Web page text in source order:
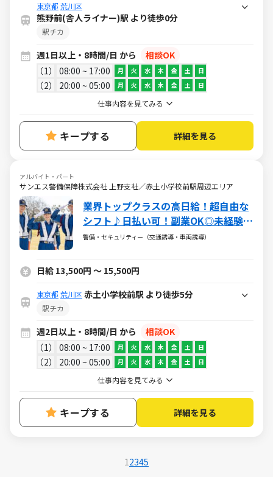
東京都 荒川区
熊野前(舎人ライナー)駅 より徒歩0分
駅チカ
週1日以上・8時間/日 から
相談OK
1
08:00 ~ 17:00 月 火 水 木 金 土 日
2 20:00 ~ 05:00 月 火 水 木 金 土 日
仕事内容を見てみる
キープする 詳細を見る
アルバイト・パート
サンエス警備保障株式会社 上野支社／赤土小学校前駅周辺エリア
業界トップクラスの高日給！超自由な
シフト♪日払い可！副業OK◎未経験大
歓迎
警備・セキュリティー（交通誘導・車両誘導）
日給 13,500円 ～ 15,500円
東京都 荒川区 赤土小学校前駅 より徒歩5分
駅チカ
週2日以上・8時間/日 から
相談OK
1
08:00 ~ 17:00 月 火 水 木 金 土 日
2 20:00 ~ 05:00 月 火 水 木 金 土 日
仕事内容を見てみる
キープする 詳細を見る
12345